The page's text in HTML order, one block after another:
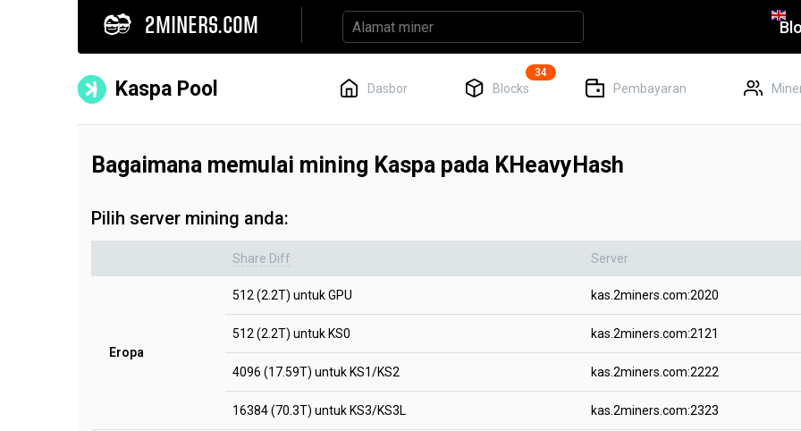
2MINERS.COM
Kaspa Pool Dasbor Blocks
34
Pembayaran
Bagaimana memulai mining Kaspa pada KHeavyHash
Pilih server mining anda:
Share Diff Server
Eropa
512 (2.2T) untuk GPU kas.2miners.com:2020
512 (2.2T) untuk KS0 kas.2miners.com:2121
4096 (17.59T) untuk KS1/KS2 kas.2miners.com:2222
16384 (70.3T) untuk KS3/KS3L kas.2miners.com:2323